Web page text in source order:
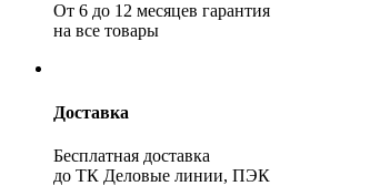
От 6 до 12 месяцев гарантия
на все товары
Доставка
Бесплатная доставка
до ТК Деловые линии, ПЭК